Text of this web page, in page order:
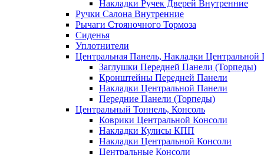
Накладки Ручек Дверей Внутренние
Ручки Салона Внутренние
Рычаги Стояночного Тормоза
Сиденья
Уплотнители
Центральная Панель, Накладки Центральной
Заглушки Передней Панели (Торпеды)
Кронштейны Передней Панели
Накладки Центральной Панели
Передние Панели (Торпеды)
Центральный Тоннель, Консоль
Коврики Центральной Консоли
Накладки Кулисы КПП
Накладки Центральной Консоли
Центральные Консоли